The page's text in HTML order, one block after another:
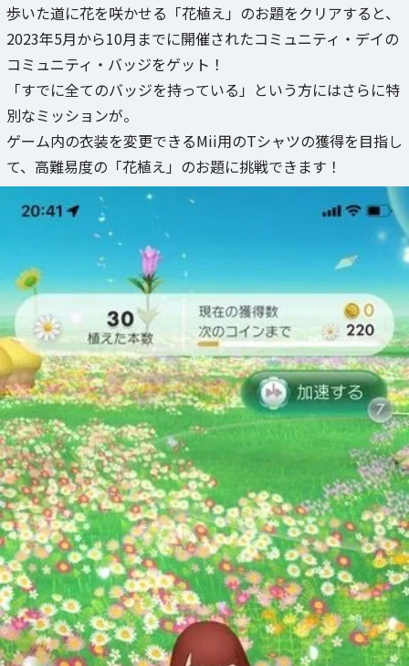
歩いた道に花を咲かせる「花植え」のお題をクリアすると、
2023年5月から10月までに開催されたコミュニティ・デイの
コミュニティ・バッジをゲット！
「すでに全てのバッジを持っている」という方にはさらに特
別なミッションが。
ゲーム内の衣装を変更できるMii用のTシャツの獲得を目指し
て、高難易度の「花植え」のお題に挑戦できます！